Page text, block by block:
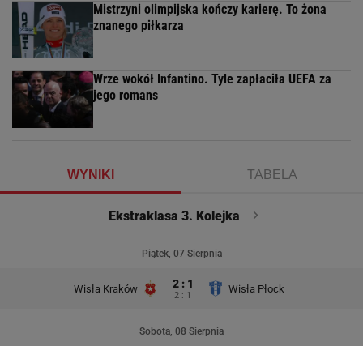
Mistrzyni olimpijska kończy karierę. To żona
znanego piłkarza
Wrze wokół Infantino. Tyle zapłaciła UEFA za
jego romans
WYNIKI TABELA
Ekstraklasa 3. Kolejka
Piątek, 07 Sierpnia
Wisła Kraków 2 : 1
2 : 1
Wisła Płock
Sobota, 08 Sierpnia